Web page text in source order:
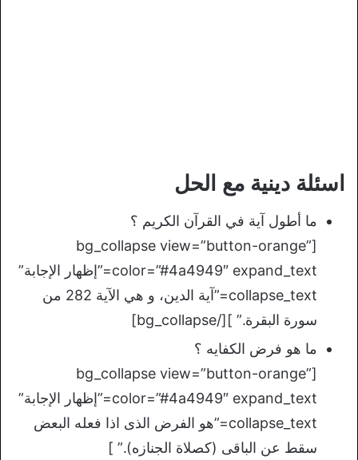
اسئلة دينية مع الحل
ما أطول آية في القرآن الكريم ؟
[bg_collapse view=”button-orange”
color=”#4a4949″ expand_text=”إظهار الإجابة”
collapse_text=”آية الدين، و هي الآية 282 من
سورة البقرة.” ][/bg_collapse]
ما هو فرض الكفايه ؟
[bg_collapse view=”button-orange”
color=”#4a4949″ expand_text=”إظهار الإجابة”
collapse_text=”هو الفرض الذى اذا فعله البعض
سقط عن الباقى (كصلاة الجنازه).” ]